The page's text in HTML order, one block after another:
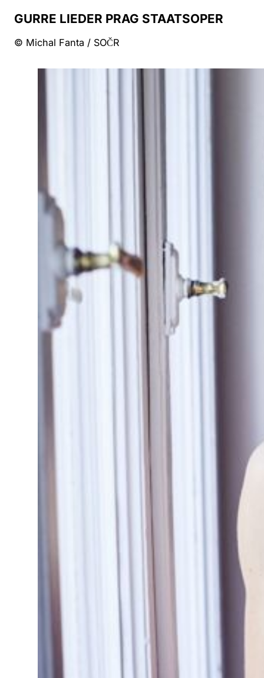
GURRE LIEDER PRAG STAATSOPER
© Michal Fanta / SOČR